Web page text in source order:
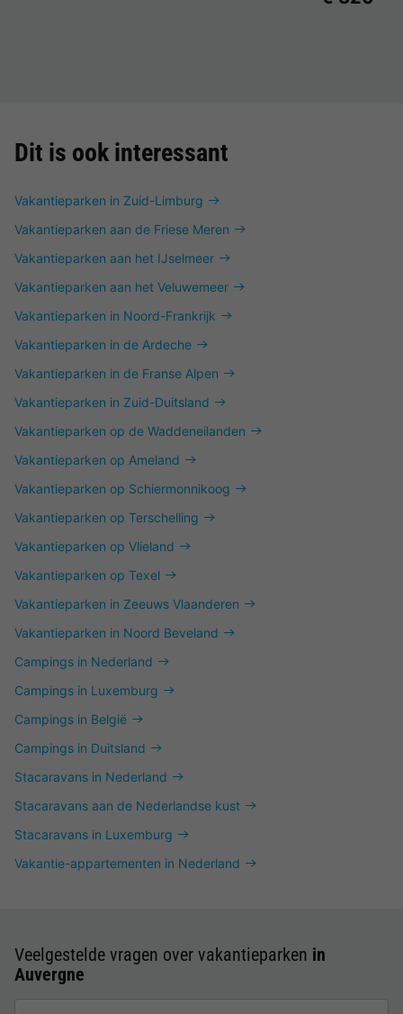
Dit is ook interessant
Vakantieparken in Zuid-Limburg
Vakantieparken aan de Friese Meren
Vakantieparken aan het IJselmeer
Vakantieparken aan het Veluwemeer
Vakantieparken in Noord-Frankrijk
Vakantieparken in de Ardeche
Vakantieparken in de Franse Alpen
Vakantieparken in Zuid-Duitsland
Vakantieparken op de Waddeneilanden
Vakantieparken op Ameland
Vakantieparken op Schiermonnikoog
Vakantieparken op Terschelling
Vakantieparken op Vlieland
Vakantieparken op Texel
Vakantieparken in Zeeuws Vlaanderen
Vakantieparken in Noord Beveland
Campings in Nederland
Campings in Luxemburg
Campings in België
Campings in Duitsland
Stacaravans in Nederland
Stacaravans aan de Nederlandse kust
Stacaravans in Luxemburg
Vakantie-appartementen in Nederland
Veelgestelde vragen over vakantieparken in
Auvergne